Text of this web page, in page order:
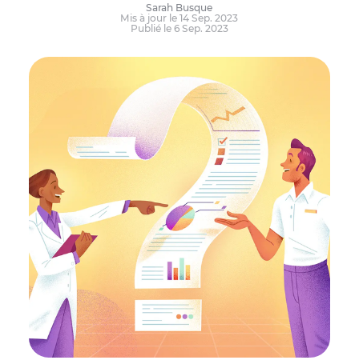
Sarah Busque
Mis à jour le 14 Sep. 2023
Publié le 6 Sep. 2023